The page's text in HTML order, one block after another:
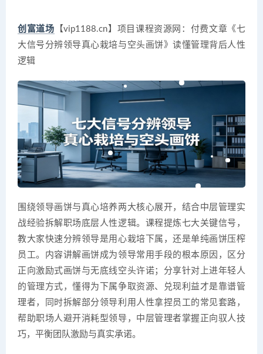
创富道场 【vip1188.cn】项目课程资源网：付费文章《七
大信号分辨领导真心栽培与空头画饼》读懂管理背后人性
逻辑
围绕领导画饼与真心培养两大核心展开，结合中层管理实
战经验拆解职场底层人性逻辑。课程提炼七大关键信号，
教大家快速分辨领导是用心栽培下属，还是单纯画饼压榨
员工。内容讲解画饼成为领导常用手段的根本原因，区分
正向激励式画饼与无底线空头许诺；分享针对上进年轻人
的管理方式，懂得为下属争取资源、兑现利益才是靠谱管
理者，同时拆解部分领导利用人性拿捏员工的常见套路，
帮助职场人避开消耗型领导，中层管理者掌握正向驭人技
巧，平衡团队激励与真实承诺。